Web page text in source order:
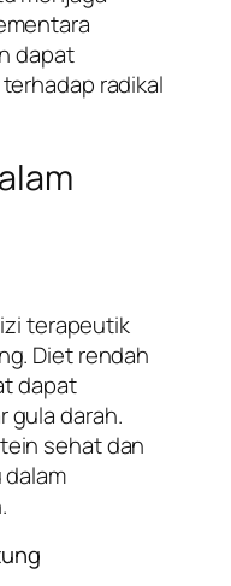
dapat
radikal
terapeutik
Diet rendah
dapat
gula darah.
sehat dan
dalam